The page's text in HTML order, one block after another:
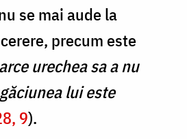
se mai aude la
precum este
urechea sa a nu
lui este
9).